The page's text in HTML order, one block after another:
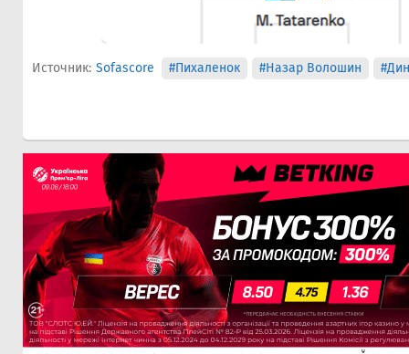
Источник: Sofascore #Пихаленок #Назар Волошин